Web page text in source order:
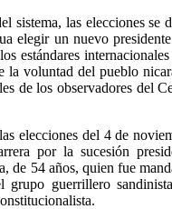
sistema, las elecciones se
elegir un nuevo
estándares
la voluntad del pueblo
de los observadores del
elecciones del 4 de
por la sucesión
de 54 años, quien fue
grupo guerrillero